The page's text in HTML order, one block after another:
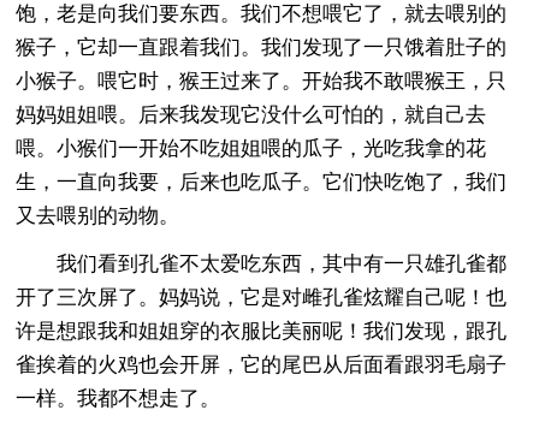
饱，老是向我们要东西。我们不想喂它了，就去喂别的
猴子，它却一直跟着我们。我们发现了一只饿着肚子的
小猴子。喂它时，猴王过来了。开始我不敢喂猴王，只
妈妈姐姐喂。后来我发现它没什么可怕的，就自己去
喂。小猴们一开始不吃姐姐喂的瓜子，光吃我拿的花
生，一直向我要，后来也吃瓜子。它们快吃饱了，我们
又去喂别的动物。
我们看到孔雀不太爱吃东西，其中有一只雄孔雀都
开了三次屏了。妈妈说，它是对雌孔雀炫耀自己呢！也
许是想跟我和姐姐穿的衣服比美丽呢！我们发现，跟孔
雀挨着的火鸡也会开屏，它的尾巴从后面看跟羽毛扇子
一样。我都不想走了。